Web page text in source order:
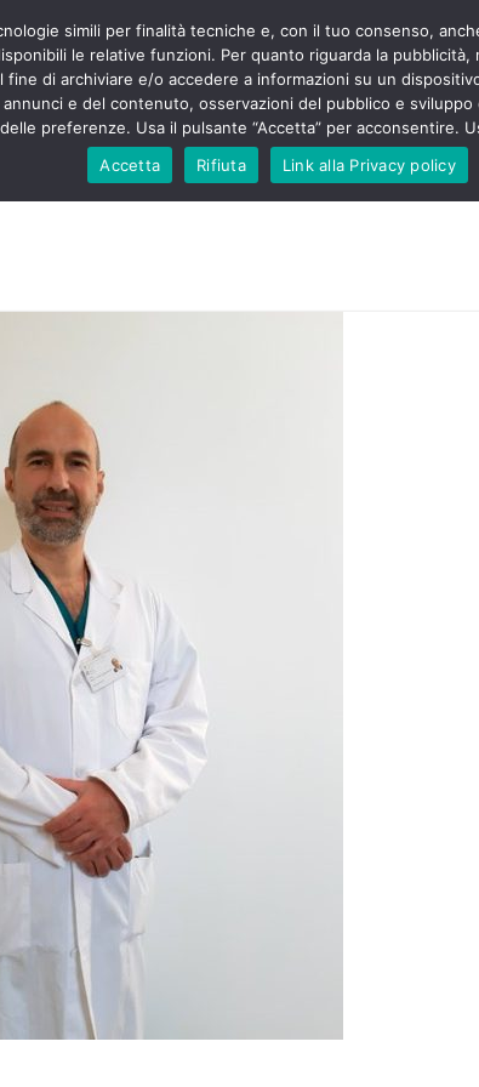
sono
senza
aggressioni
“tagli e
proclamato lo
Nursing Up contro
POLITICA STUDENTI SALUTE
simili per finalità tecniche e, con il tuo consenso,
le relative funzioni. Per quanto riguarda la
fine di archiviare e/o accedere a informazioni su un
e del contenuto, osservazioni del pubblico e
preferenze. Usa il pulsante “Accetta” per acconsentire.
Accetta
Rifiuta Link alla Privacy policy